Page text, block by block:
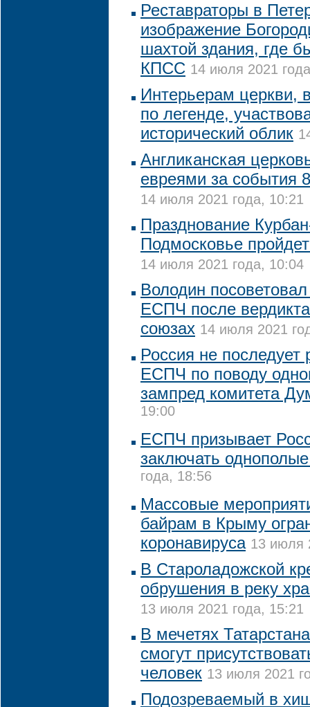
Реставраторы в
изображение
шахтой здания, где
КПСС 14 июля 2021
Интерьерам церкви,
по легенде,
исторический облик
Англиканская
евреями за события
14 июля 2021 года, 10:21
Празднование
Подмосковье
14 июля 2021 года, 10:04
Володин
ЕСПЧ после
союзах 14 июля 2021
Россия не последует
ЕСПЧ по поводу
зампред комитета
19:00
ЕСПЧ призывает
заключать
года, 18:56
Массовые
байрам в Крыму
коронавируса 13 июля
В Староладожской
обрушения в реку
13 июля 2021 года, 15:21
В мечетях
смогут
человек 13 июля 2021
Подозреваемый в